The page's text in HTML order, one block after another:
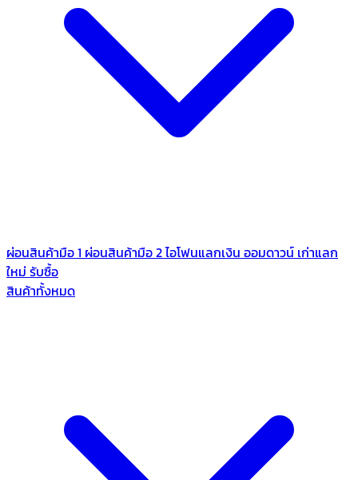
ผ่อนสินค้ามือ 1 ผ่อนสินค้ามือ 2ไอโฟนแลกเงิน ออมดาวน์ เก่าแลก
ใหม่ รับซื้อ
สินค้าทั้งหมด